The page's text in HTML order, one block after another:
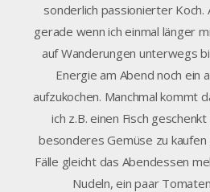
sonderlich passionierter Koch.
gerade wenn ich einmal länger
auf Wanderungen unterwegs
Energie am Abend noch ein
aufzukochen. Manchmal kommt
ich z.B. einen Fisch
besonderes Gemüse zu
Fälle gleicht das Abendessen
Nudeln, ein paar